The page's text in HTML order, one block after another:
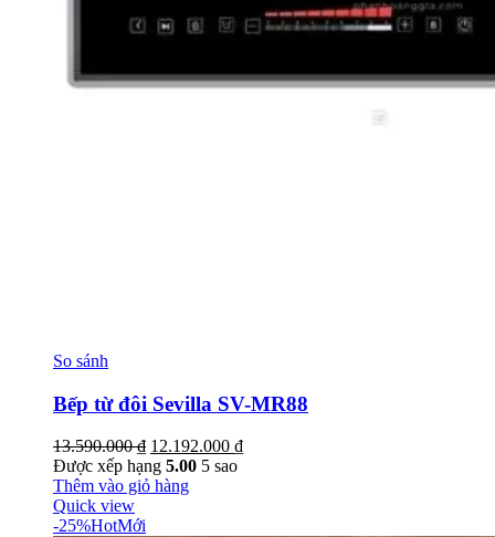
So sánh
Bếp từ đôi Sevilla SV-MR88
13.590.000₫ Giá
gốc
là:
12.192.000 ₫Giá
Được xếp hạng 5.00 5 sao
Thêm vào giỏ hàng
Quick view
-25%HotMới